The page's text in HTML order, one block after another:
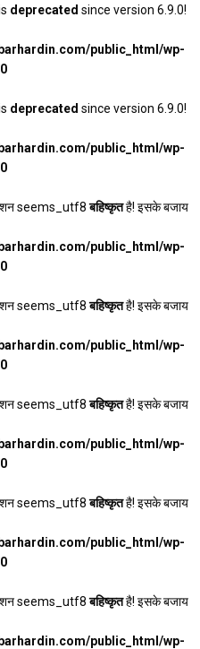
deprecated since version 6.9.0!
public_html/wp-
deprecated since version 6.9.0!
public_html/wp-
seems_utf8बहिष्कृतहै! इसके बजाय
public_html/wp-
seems_utf8बहिष्कृतहै! इसके बजाय
public_html/wp-
seems_utf8बहिष्कृतहै! इसके बजाय
public_html/wp-
seems_utf8बहिष्कृतहै! इसके बजाय
public_html/wp-
seems_utf8बहिष्कृतहै! इसके बजाय
public_html/wp-